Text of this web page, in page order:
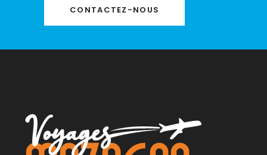
CONTACTEZ-NOUS